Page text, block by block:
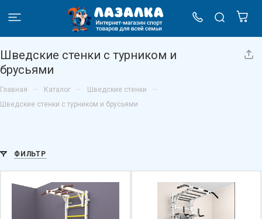
Шведские стенки с турником и
брусьями
Главная – Каталог – Шведские стенки –
Шведские стенки с турником и брусьями
ФИЛЬТР